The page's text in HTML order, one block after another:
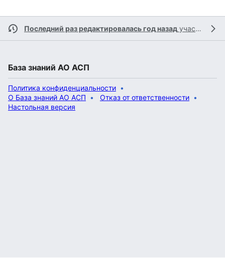
Последний раз редактировалась год назад участником
База знаний АО АСП
Политика конфиденциальности
О База знаний АО АСП
Отказ от ответственности
Настольная версия